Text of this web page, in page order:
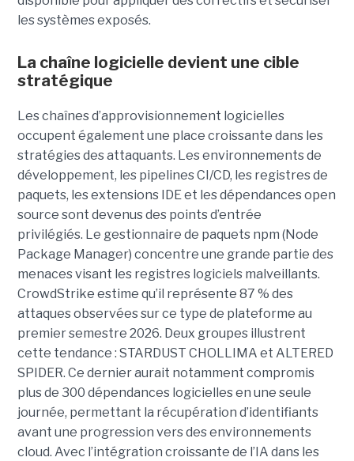
les systèmes exposés.
La chaîne logicielle devient une cible
stratégique
Les chaînes d’approvisionnement logicielles
occupent également une place croissante dans les
stratégies des attaquants. Les environnements de
développement, les pipelines CI/CD, les registres de
paquets, les extensions IDE et les dépendances open
source sont devenus des points d’entrée
privilégiés. Le gestionnaire de paquets npm (Node
Package Manager) concentre une grande partie des
menaces visant les registres logiciels malveillants.
CrowdStrike estime qu’il représente 87 % des
attaques observées sur ce type de plateforme au
premier semestre 2026. Deux groupes illustrent
cette tendance : STARDUST CHOLLIMA et ALTERED
SPIDER. Ce dernier aurait notamment compromis
plus de 300 dépendances logicielles en une seule
journée, permettant la récupération d’identifiants
avant une progression vers des environnements
cloud. Avec l’intégration croissante de l’IA dans les